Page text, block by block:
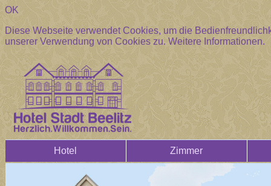
OK
Diese Webseite verwendet Cookies, um die
unserer Verwendung von Cookies zu.Weitere Informationen.
Hotel Zimmer